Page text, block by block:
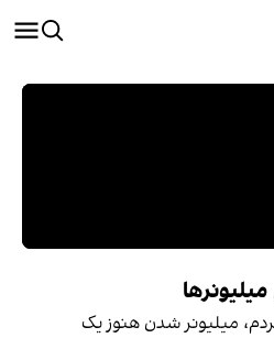
میلیونر شدن هنوز یک